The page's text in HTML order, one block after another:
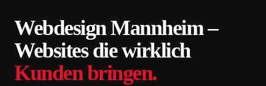
Webdesign Mannheim –
Websites die wirklich
Kunden bringen.